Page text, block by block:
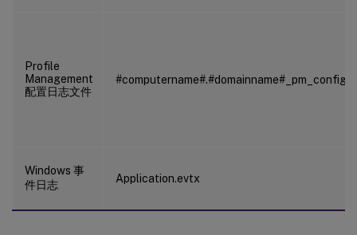
Profile
Management
配置日志文件
Windows 事
件日志
Application.evtx